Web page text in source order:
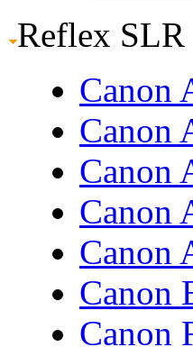
Reflex SLR
Canon
Canon
Canon
Canon
Canon
Canon
Canon